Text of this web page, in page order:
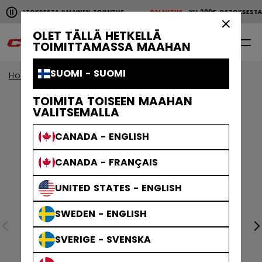
OLET TÄLLÄ HETKELLÄ
TOIMITTAMASSA MAAHAN
SUOMI - SUOMI
TOIMITA TOISEEN MAAHAN
VALITSEMALLA
CANADA - ENGLISH
CANADA - FRANÇAIS
UNITED STATES - ENGLISH
SWEDEN - ENGLISH
SVERIGE - SVENSKA
Pause the horizontal scroll animation.
OSTOKSESTA ILMAINEN TOIMITUSPALAUTUS YLI 200€
YLI 200€ OSTOKSESTA ILMAINEN TOIMITUS
Home Vaatteet Erikoisvalikoima